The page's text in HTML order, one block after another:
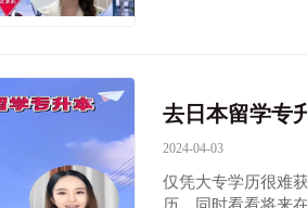
去日本留学专
2024-04-03
仅凭大专学历很难